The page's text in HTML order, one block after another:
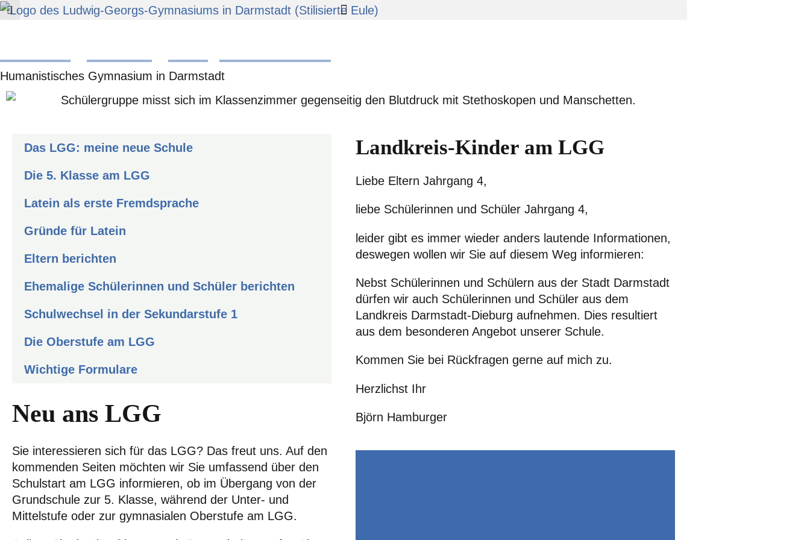
Zum
Humanistisches Gymnasium in Darmstadt
Das LGG: meine neue Schule
Die 5. Klasse am LGG
Latein als erste Fremdsprache
Gründe für Latein
Eltern berichten
Ehemalige Schülerinnen und Schüler berichten
Schulwechsel in der Sekundarstufe 1
Die Oberstufe am LGG
Wichtige Formulare
Neu ans LGG
Sie interessieren sich für das LGG? Das freut uns. Auf den
kommenden Seiten möchten wir Sie umfassend über den
Schulstart am LGG informieren, ob im Übergang von der
Grundschule zur 5. Klasse, während der Unter- und
Mittelstufe oder zur gymnasialen Oberstufe am LGG.
Landkreis-Kinder am LGG
Liebe Eltern Jahrgang 4,
liebe Schülerinnen und Schüler Jahrgang 4,
leider gibt es immer wieder anders lautende Informationen,
deswegen wollen wir Sie auf diesem Weg informieren:
Nebst Schülerinnen und Schülern aus der Stadt Darmstadt
dürfen wir auch Schülerinnen und Schüler aus dem
Landkreis Darmstadt-Dieburg aufnehmen. Dies resultiert
aus dem besonderen Angebot unserer Schule.
Kommen Sie bei Rückfragen gerne auf mich zu.
Herzlichst Ihr
Björn Hamburger